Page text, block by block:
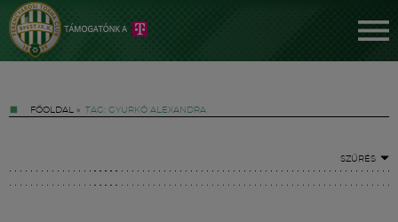
FŐOLDAL » TAG: GYURKÓ ALEXANDRA
SZŰRÉS